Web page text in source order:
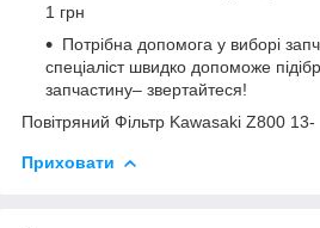
1 грн
Потрібна допомога у виборі
спеціаліст швидко допоможе
запчастину– звертайтеся!
Повітряний Фільтр Kawasaki Z800 13-
Приховати